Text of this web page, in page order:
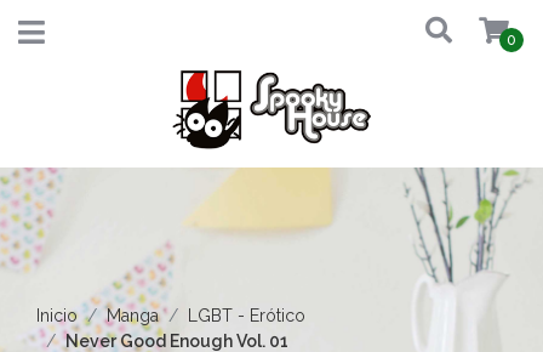
0
Inicio Manga
LGBT - Erótico
Never Good Enough Vol. 01